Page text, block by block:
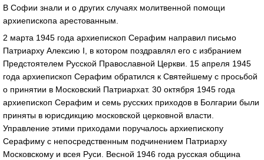
В Софии знали и о других случаях молитвенной помощи
архиепископа арестованным.
2 марта 1945 года архиепископ Серафим направил письмо
Патриарху Алексию I, в котором поздравлял его с избранием
Предстоятелем Русской Православной Церкви. 15 апреля 1945
года архиепископ Серафим обратился к Святейшему с просьбой
о принятии в Московский Патриархат. 30 октября 1945 года
архиепископ Серафим и семь русских приходов в Болгарии были
приняты в юрисдикцию московской церковной власти.
Управление этими приходами поручалось архиепископу
Серафиму с непосредственным подчинением Патриарху
Московскому и всея Руси. Весной 1946 года русская община